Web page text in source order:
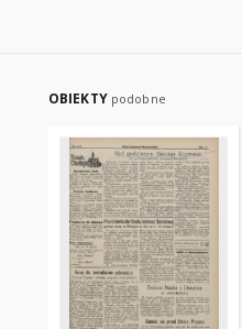
OBIEKTY podobne